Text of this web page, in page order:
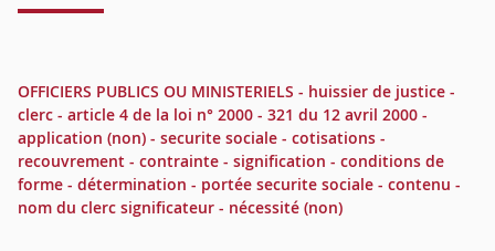
OFFICIERS PUBLICS OU MINISTERIELS - huissier de justice -
clerc - article 4 de la loi n° 2000 - 321 du 12 avril 2000 -
application (non) - securite sociale - cotisations -
recouvrement - contrainte - signification - conditions de
forme - détermination - portée securite sociale - contenu -
nom du clerc significateur - nécessité (non)